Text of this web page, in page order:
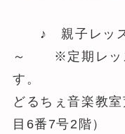
♪ 親子レッ
～ ※定期レッス
す。
どるちぇ音楽教
目6番7号2階）